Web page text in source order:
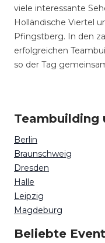
viele interessante
Holländische Viertel
Pfingstberg. In den
erfolgreichen
so der Tag
Berlin
Braunschweig
Dresden
Halle
Leipzig
Magdeburg